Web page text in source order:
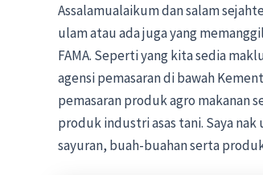
Assalamualaikum dan salam
ulam atau ada juga yang
FAMA. Seperti yang kita sedia
agensi pemasaran di bawah
pemasaran produk agro makanan
produk industri asas tani. Saya
sayuran, buah-buahan serta